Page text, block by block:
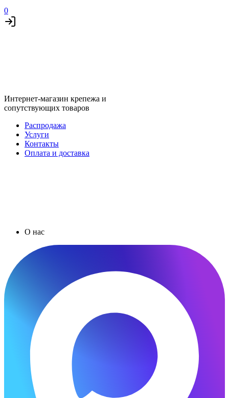
0
Интернет-магазин крепежа и
сопутствующих товаров
Распродажа
Услуги
Контакты
Оплата и доставка
О нас